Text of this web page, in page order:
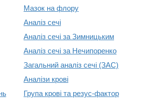
Мазок на флору
Аналіз сечі
Аналіз сечі за Зимницьким
Аналіз сечі за Нечипоренко
Загальний аналіз сечі (ЗАС)
Аналізи крові
Група крові та резус-фактор